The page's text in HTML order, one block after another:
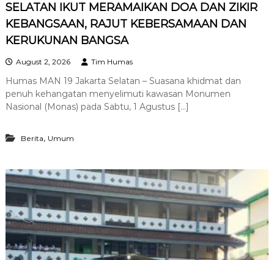
SELATAN IKUT MERAMAIKAN DOA DAN ZIKIR
KEBANGSAAN, RAJUT KEBERSAMAAN DAN
KERUKUNAN BANGSA
August 2, 2026 Tim Humas
Humas MAN 19 Jakarta Selatan – Suasana khidmat dan
penuh kehangatan menyelimuti kawasan Monumen
Nasional (Monas) pada Sabtu, 1 Agustus […]
Berita, Umum